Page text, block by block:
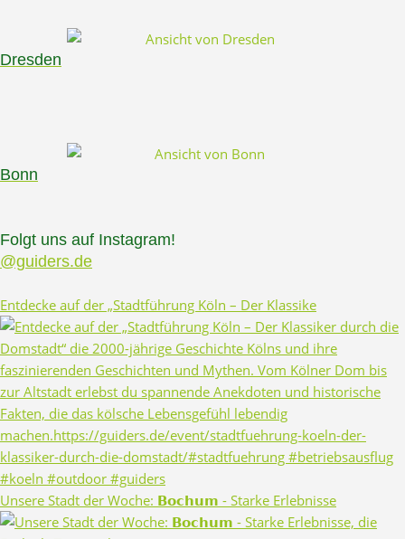
Dresden
Bonn
Folgt uns auf Instagram!
@guiders.de
Entdecke auf der „Stadtführung Köln – Der Klassike
Unsere Stadt der Woche: 𝗕𝗼𝗰𝗵𝘂𝗺 - Starke Erlebnisse